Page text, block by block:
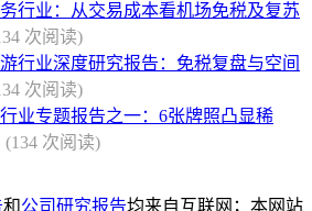
行业：从交易成本看机场免税及复苏
次阅读)
行业深度研究报告：免税复盘与空间
次阅读)
业专题报告之一：6张牌照凸显稀
(134 次阅读)
和公司研究报告均来自互联网；本网站